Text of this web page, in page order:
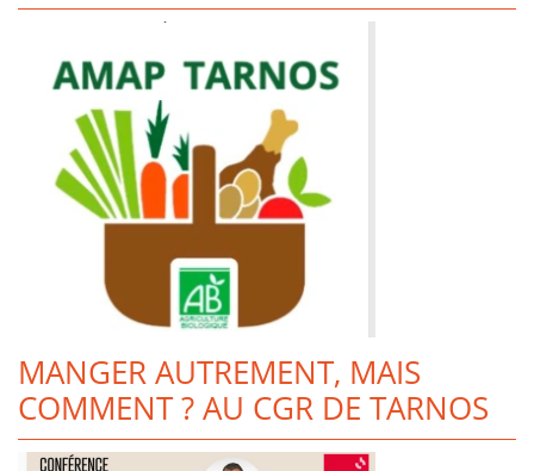
MANGER AUTREMENT, MAIS
COMMENT ? AU CGR DE TARNOS